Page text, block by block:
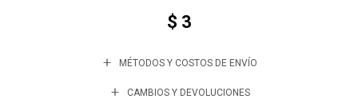
$ 3
MÉTODOS Y COSTOS DE ENVÍO
CAMBIOS Y DEVOLUCIONES